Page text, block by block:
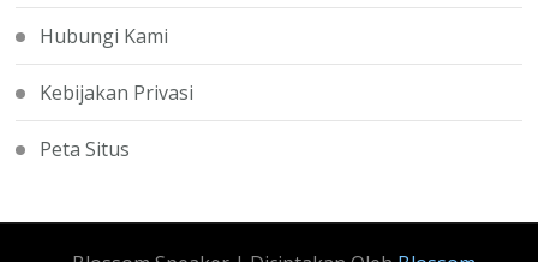
Hubungi Kami
Kebijakan Privasi
Peta Situs